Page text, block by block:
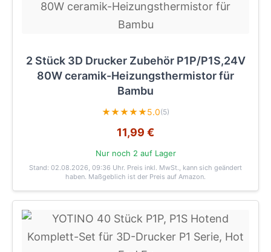
2 Stück 3D Drucker Zubehör P1P/P1S,24V
80W ceramik-Heizungsthermistor für
Bambu
★★★★★5.0(5)
11,99 €
Nur noch 2 auf Lager
Stand: 02.08.2026, 09:36 Uhr. Preis inkl. MwSt., kann sich geändert
haben. Maßgeblich ist der Preis auf Amazon.